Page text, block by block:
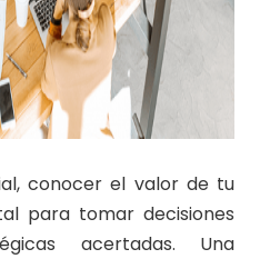
conocer el valor de tu
para tomar decisiones
acertadas. Una